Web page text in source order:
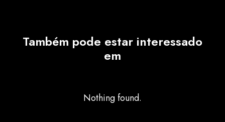
Também pode estar interessado
em
Nothing found.